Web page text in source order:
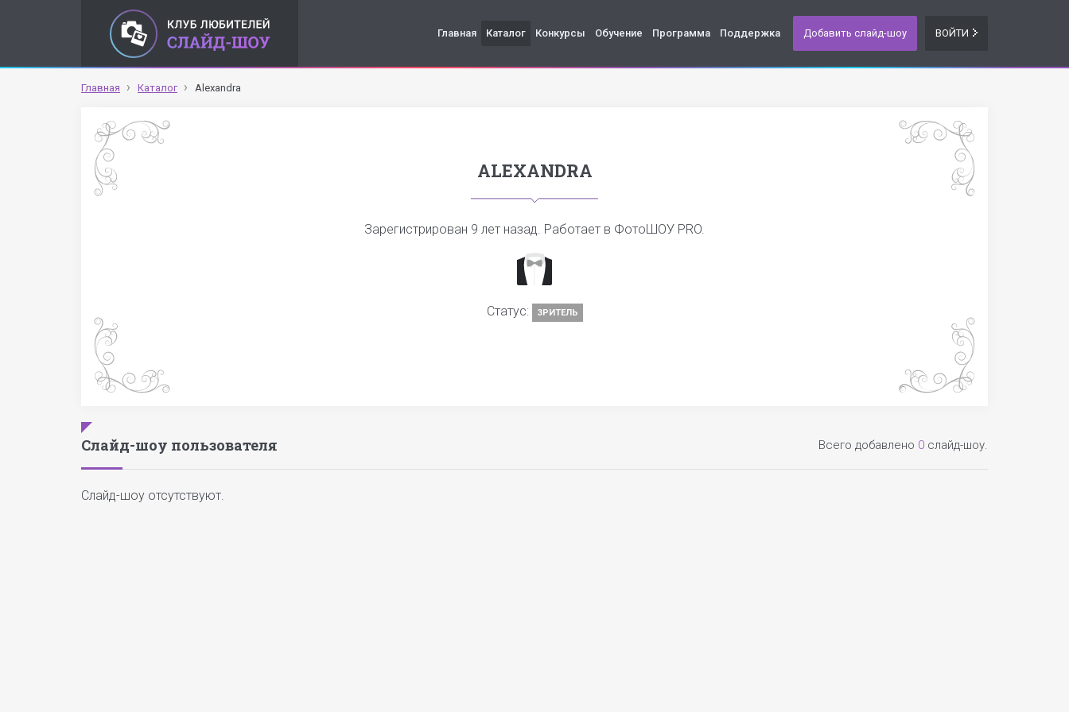
Главная Каталог Конкурсы Обучение Программа Поддержка Добавить слайд-шоу ВОЙТИ
Главная Каталог Alexandra
ALEXANDRA
Зарегистрирован 9 лет назад. Работает в ФотоШОУ PRO.
Статус: ЗРИТЕЛЬ
Слайд-шоу пользователя Всего добавлено 0 слайд-шоу.
Слайд-шоу отсутствуют.